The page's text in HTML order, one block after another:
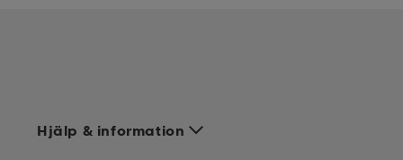
Hjälp & information